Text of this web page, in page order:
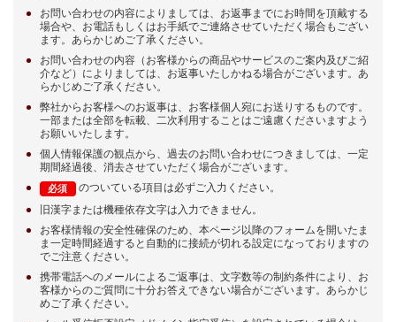
お問い合わせの内容によりましては、お返事までにお時間を頂戴する
場合や、お電話もしくはお手紙でご連絡させていただく場合もござい
ます。あらかじめご了承ください。
お問い合わせの内容（お客様からの商品やサービスのご案内及びご紹
介など）によりましては、お返事いたしかねる場合がございます。あ
らかじめご了承ください。
弊社からお客様へのお返事は、お客様個人宛にお送りするものです。
一部または全部を転載、二次利用することはご遠慮くださいますよう
お願いいたします。
個人情報保護の観点から、過去のお問い合わせにつきましては、一定
期間経過後、消去させていただく場合がございます。
必須
のついている項目は必ずご入力ください。
旧漢字または機種依存文字は入力できません。
お客様情報の安全性確保のため、本ページ以降のフォームを開いたま
ま一定時間経過すると自動的に接続が切れる設定になっておりますの
でご注意ください。
携帯電話へのメールによるご返事は、文字数等の制約条件により、お
客様からのご質問に十分お答えできない場合がございます。あらかじ
めご了承ください。